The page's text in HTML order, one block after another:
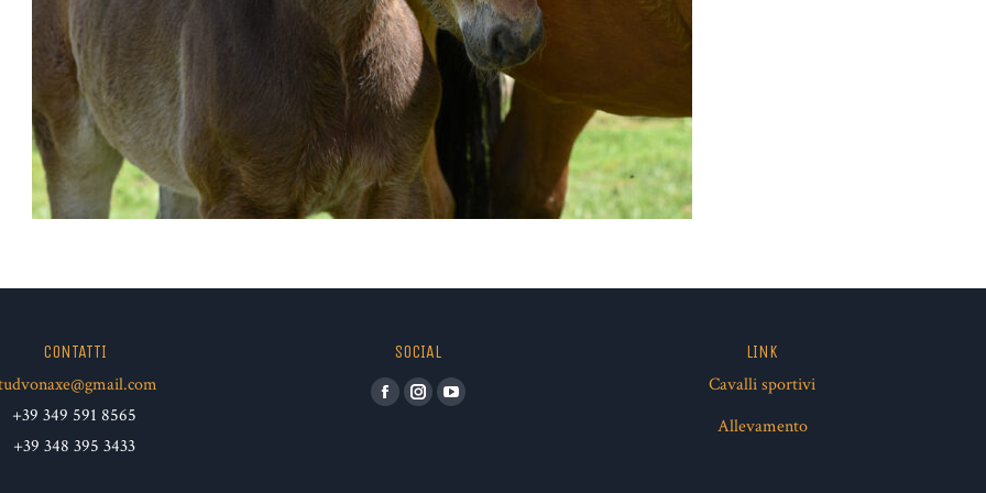
CONTATTI
+39 349 591 8565
+39 348 395 3433
SOCIAL
Facebook
InstagramYouTube
LINK
Cavalli sportivi
Allevamento